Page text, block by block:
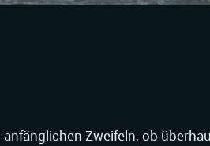
Zweifeln, ob